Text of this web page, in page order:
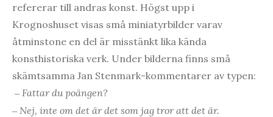
refererar till andras konst. Högst upp i
Krognoshuset visas små miniatyrbilder varav
åtminstone en del är misstänkt lika kända
konsthistoriska verk. Under bilderna finns små
skämtsamma Jan Stenmark-kommentarer av typen:
– Fattar du poängen?
– Nej, inte om det är det som jag tror att det är.